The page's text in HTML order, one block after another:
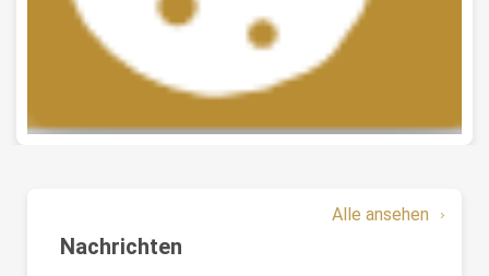
Nachrichten
Alle ansehen